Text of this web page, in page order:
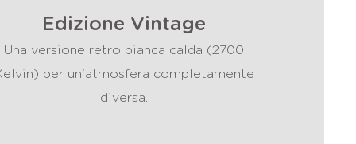
Edizione Vintage
Una versione retro bianca calda (2700
per un'atmosfera completamente
diversa.